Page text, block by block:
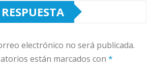
electrónico no será publicada.
están marcados con *